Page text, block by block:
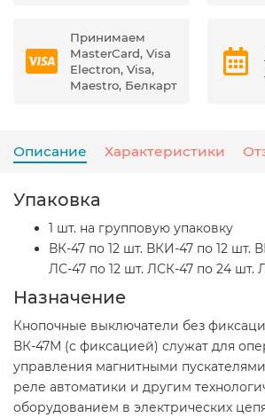
Принимаем
MasterCard, Visa
Electron, Visa,
Maestro, Белкарт
Описание Характеристики
Упаковка
1 шт. на групповую упаковку
ВК-47 по 12 шт. ВКИ-47 по 12 шт.
ЛС-47 по 12 шт. ЛСК-47 по 24 шт.
Назначение
Кнопочные выключатели без
ВК-47М (с фиксацией) служат для
управления магнитными
реле автоматики и другим
оборудованием в электрических